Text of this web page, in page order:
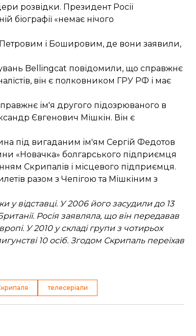
розвідки. Президент Росії
біографії «немає нічого
Петровим і Бошировим, де вони заявили,
Bellingcat повідомили, що справжнє
він є полковником ГРУ РФ і має
ім'я другого підозрюваного в
Євгенович Мішкін. Він є
під вигаданим ім'ям Сергій Федотов
«Новачка» болгарського підприємця
Скрипалів і місцевого підприємця.
разом з Чепігою та Мішкіним з
у відставці. У 2006 його засудили до 13
Росія заявляла, що він передавав
У 2010 у складі групи з чотирьох
10 осіб. Згодом Скрипаль переїхав
телесеріали